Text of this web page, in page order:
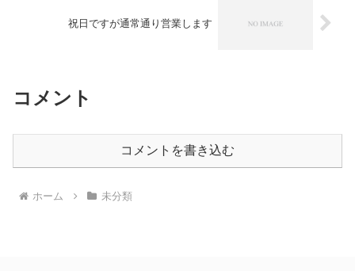
祝日ですが通常通り営業します
コメント
コメントを書き込む
ホーム 未分類